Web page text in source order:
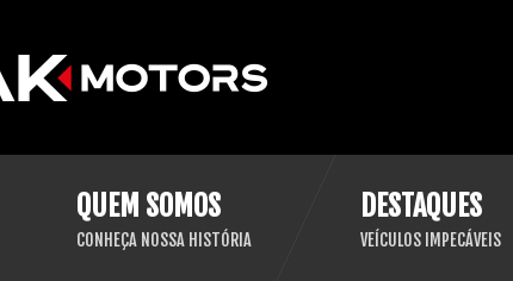
QUEM SOMOS
CONHEÇA NOSSA HISTÓRIA
DESTAQUES
VEÍCULOS IMPECÁVEIS